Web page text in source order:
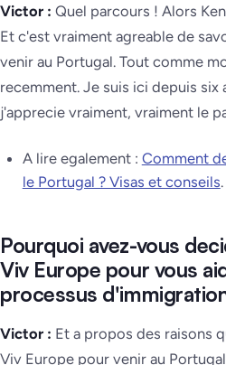
Victor : Quel parcours ! Alors
Et c'est vraiment agreable de
venir au Portugal. Tout comme
recemment. Je suis ici depuis six
j'apprecie vraiment, vraiment le
A lire egalement : Comment
le Portugal ? Visas et conseils.
Pourquoi avez-vous
Viv Europe pour vous
processus
Victor : Et a propos des raisons
Viv Europe pour venir au